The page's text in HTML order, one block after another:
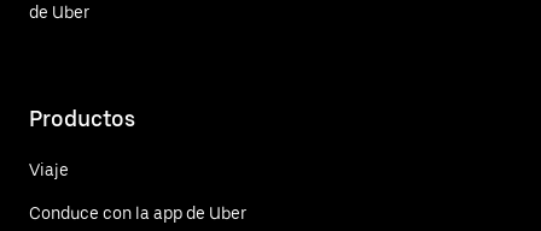
de Uber
Productos
Viaje
Conduce con la app de Uber